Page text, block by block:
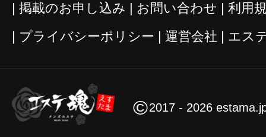
掲載のお申し込み お問い合わせ
利用
プライバシーポリシー
運営会社 エス
©2017 - 2026